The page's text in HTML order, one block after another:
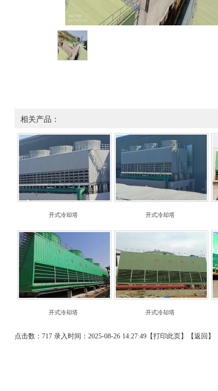
相关产品：
开式冷却塔 开式冷却塔
开式冷却塔 开式冷却塔
点击数：717 录入时间：2025-08-26 14:27:49【打印此页 】【返回 】